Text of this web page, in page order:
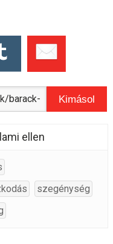
Kimásol
ellen
szegénység